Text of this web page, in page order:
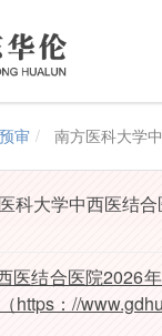
审 南方医科大学中西医结合医院2026年放射性药品采购项目（0809-25401GDG103003901）公开招标公告
科大学中西医结
医结合医院2026
https：//